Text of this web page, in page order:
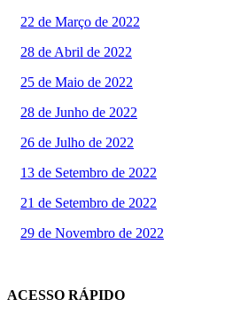
22 de Março de 2022
28 de Abril de 2022
25 de Maio de 2022
28 de Junho de 2022
26 de Julho de 2022
13 de Setembro de 2022
21 de Setembro de 2022
29 de Novembro de 2022
ACESSO RÁPIDO